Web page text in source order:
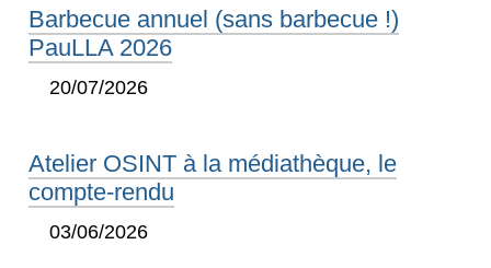
Barbecue annuel (sans barbecue !)
PauLLA 2026
20/07/2026
Atelier OSINT à la médiathèque, le
compte-rendu
03/06/2026